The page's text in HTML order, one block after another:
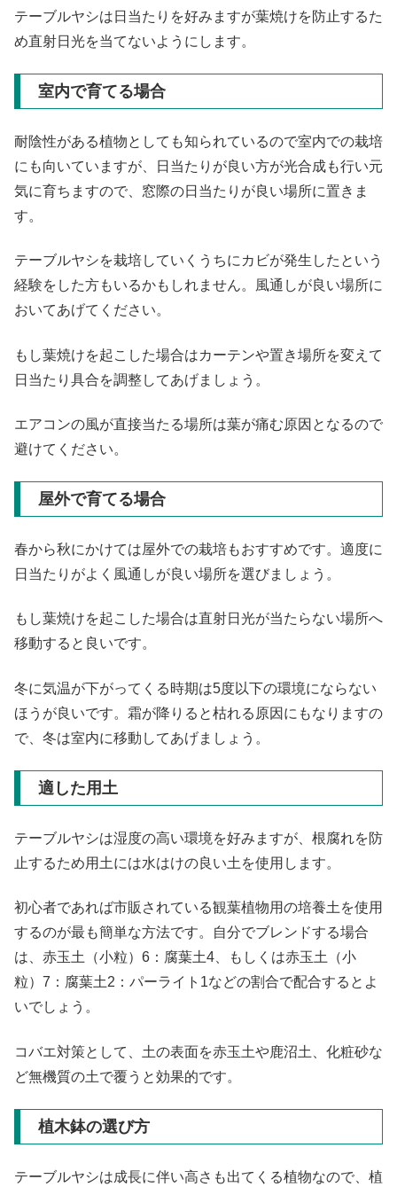
テーブルヤシは日当たりを好みますが葉焼けを防止するた
め直射日光を当てないようにします。
室内で育てる場合
耐陰性がある植物としても知られているので室内での栽培
にも向いていますが、日当たりが良い方が光合成も行い元
気に育ちますので、窓際の日当たりが良い場所に置きま
す。
テーブルヤシを栽培していくうちにカビが発生したという
経験をした方もいるかもしれません。風通しが良い場所に
おいてあげてください。
もし葉焼けを起こした場合はカーテンや置き場所を変えて
日当たり具合を調整してあげましょう。
エアコンの風が直接当たる場所は葉が痛む原因となるので
避けてください。
屋外で育てる場合
春から秋にかけては屋外での栽培もおすすめです。適度に
日当たりがよく風通しが良い場所を選びましょう。
もし葉焼けを起こした場合は直射日光が当たらない場所へ
移動すると良いです。
冬に気温が下がってくる時期は5度以下の環境にならない
ほうが良いです。霜が降りると枯れる原因にもなりますの
で、冬は室内に移動してあげましょう。
適した用土
テーブルヤシは湿度の高い環境を好みますが、根腐れを防
止するため用土には水はけの良い土を使用します。
初心者であれば市販されている観葉植物用の培養土を使用
するのが最も簡単な方法です。自分でブレンドする場合
は、赤玉土（小粒）6：腐葉土4、もしくは赤玉土（小
粒）7：腐葉土2：パーライト1などの割合で配合するとよ
いでしょう。
コバエ対策として、土の表面を赤玉土や鹿沼土、化粧砂な
ど無機質の土で覆うと効果的です。
植木鉢の選び方
テーブルヤシは成長に伴い高さも出てくる植物なので、植